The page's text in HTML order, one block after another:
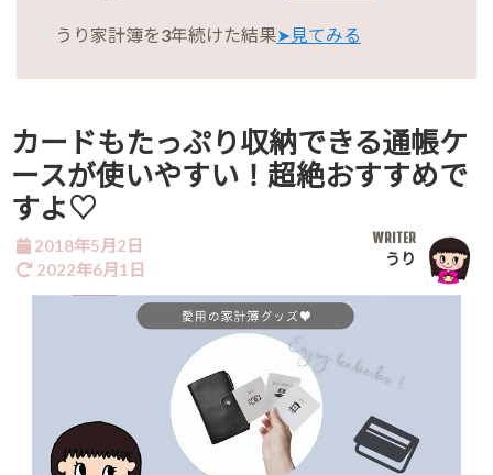
うり家計簿を3年続けた結果➤見てみる
カードもたっぷり収納できる通帳ケ
ースが使いやすい！超絶おすすめで
すよ♡
2018年5月2日
2022年6月1日
WRITER
うり